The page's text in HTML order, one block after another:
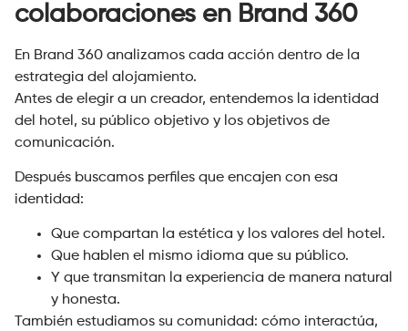
colaboraciones en Brand 360
En Brand 360 analizamos cada acción dentro de la
estrategia del alojamiento.
Antes de elegir a un creador, entendemos la identidad
del hotel, su público objetivo y los objetivos de
comunicación.
Después buscamos perfiles que encajen con esa
identidad:
Que compartan la estética y los valores del hotel.
Que hablen el mismo idioma que su público.
Y que transmitan la experiencia de manera natural
y honesta.
También estudiamos su comunidad: cómo interactúa,